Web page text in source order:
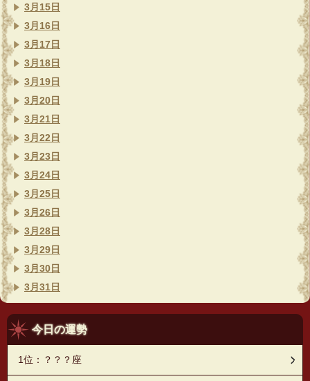
3月15日
3月16日
3月17日
3月18日
3月19日
3月20日
3月21日
3月22日
3月23日
3月24日
3月25日
3月26日
3月28日
3月29日
3月30日
3月31日
今日の運勢
1位：？？？座